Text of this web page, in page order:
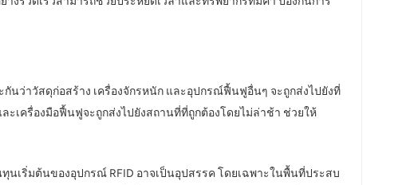
นว่าวัสดุก่อสร้าง เครื่องจักรหนัก และอุปกรณ์ฟื้นฟูอื่นๆ จะถูกส่งไปยังที่
ะเครื่องมือฟื้นฟูจะถูกส่งไปยังสถานที่ที่ถูกต้องโดยไม่ล่าช้า ช่วยให้
นเริ่มต้นของอุปกรณ์ RFID อาจเป็นอุปสรรค โดยเฉพาะในพื้นที่ประสบ